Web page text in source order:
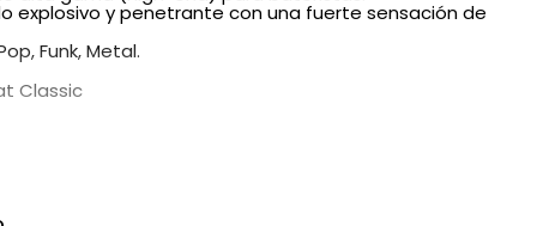
explosivo y penetrante con una fuerte sensación de
Funk, Metal.
Classic